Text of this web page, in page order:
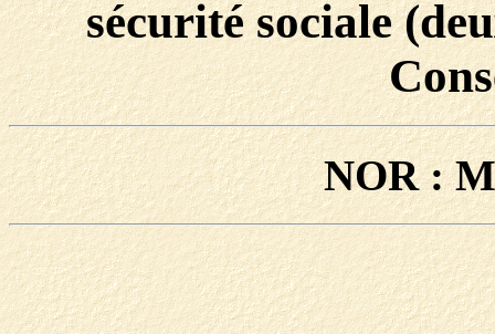
sécurité sociale
NOR :